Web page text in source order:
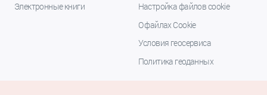
Электронные книги
Настройка файлов cookie
О файлах Cookie
Условия геосервиса
Политика геоданных